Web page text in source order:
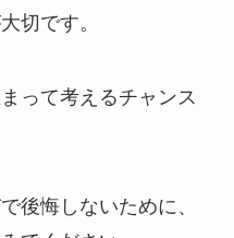
切です。
って考えるチャンス
後悔しないために、